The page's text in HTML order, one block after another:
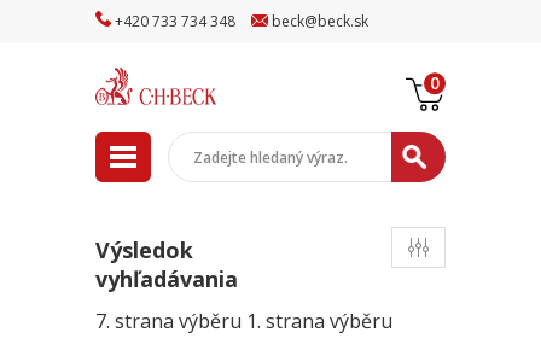
+420733 734348 beck@beck.sk
0
Výsledok
vyhľadávania
7. strana výběru 1. strana výběru